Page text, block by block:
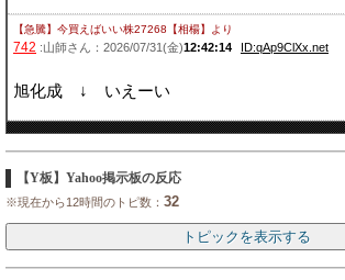
【急騰】今買えばいい株27268【相楊】 より
742 :山師さん：2026/07/31(金)12:42:14 ID:qAp9ClXx.net
旭化成 ↓ いえーい
【Y板】Yahoo掲示板の反応
※現在から12時間のトピ数： 32